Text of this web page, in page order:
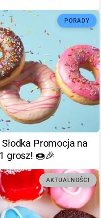
PORADY
Promocja na
grosz! 🍩🎉
AKTUALNOŚCI